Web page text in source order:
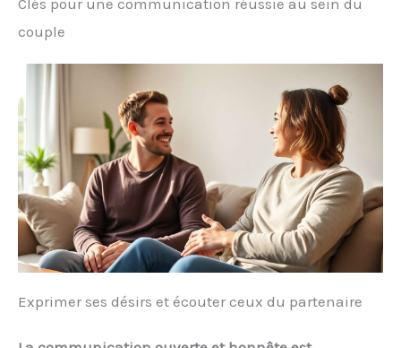
couple
Exprimer ses désirs et écouter ceux du partenaire